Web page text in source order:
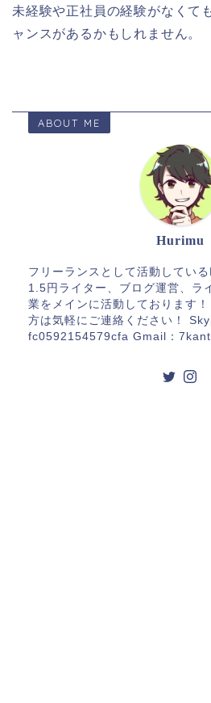
未経験や正社員の経験がなくて
ャンスがあるかもしれません。
ABOUT ME
Hurimu
フリーランスとして活動してい
1.5円ライター、ブログ運営、ラ
業をメインに活動しております
方は気軽にご連絡ください！
fc0592154579cfa Gmail：